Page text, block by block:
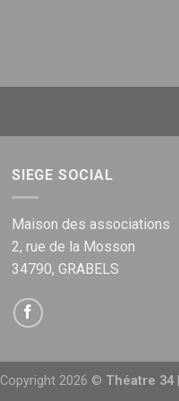
SIEGE SOCIAL
Maison des associations
2, rue de la Mosson
34790, GRABELS
Copyright 2026 © Théatre 34